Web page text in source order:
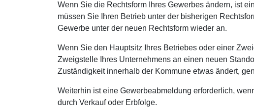
Wenn Sie die Rechtsform Ihres Gewerbes ändern, ist
müssen Sie Ihren Betrieb unter der bisherigen
Gewerbe unter der neuen Rechtsform wieder an.
Wenn Sie den Hauptsitz Ihres Betriebes oder einer
Zweigstelle Ihres Unternehmens an einen neuen
Zuständigkeit innerhalb der Kommune etwas ändert,
Weiterhin ist eine Gewerbeabmeldung erforderlich,
durch Verkauf oder Erbfolge.